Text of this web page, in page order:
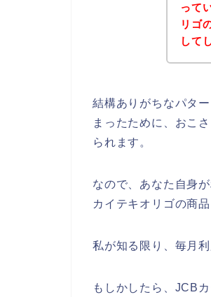
って
リゴ
して
結構ありがちなパタ
まったために、おこ
られます。
なので、あなた自身
カイテキオリゴの商
私が知る限り、毎月
もしかしたら、JCB